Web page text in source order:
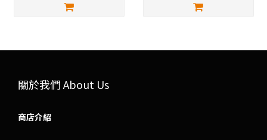
關於我們 About Us
商店介紹